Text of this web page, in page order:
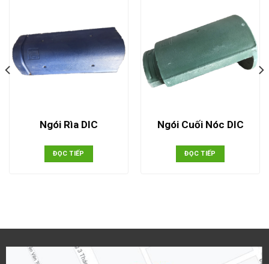
Ngói Rìa DIC
ĐỌC TIẾP
Ngói Cuối Nóc DIC
ĐỌC TIẾP